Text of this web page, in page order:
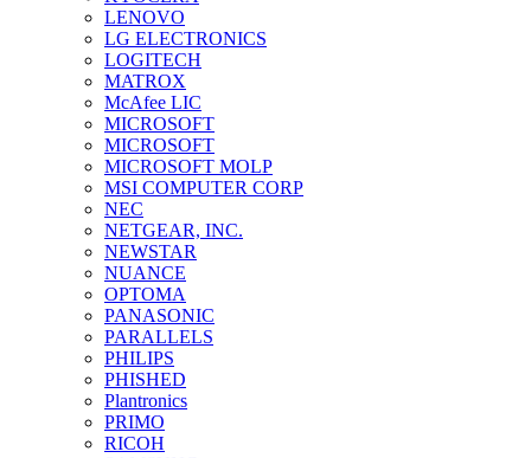
LENOVO
LG ELECTRONICS
LOGITECH
MATROX
McAfee LIC
MICROSOFT
MICROSOFT
MICROSOFT MOLP
MSI COMPUTER CORP
NEC
NETGEAR, INC.
NEWSTAR
NUANCE
OPTOMA
PANASONIC
PARALLELS
PHILIPS
PHISHED
Plantronics
PRIMO
RICOH